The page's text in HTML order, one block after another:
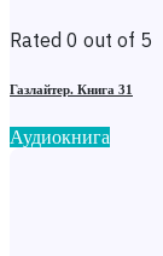
Rated 0 out of 5
Газлайтер. Книга 31
Аудиокнига